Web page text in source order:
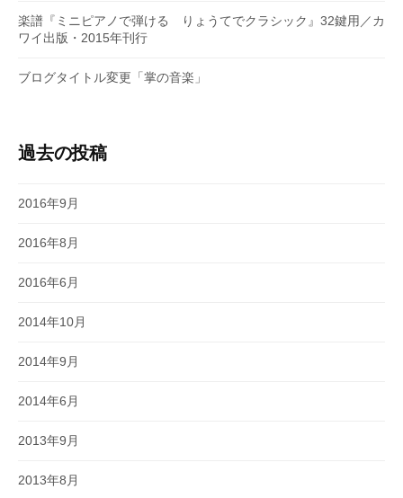
楽譜『ミニピアノで弾ける りょうてでクラシック』32鍵用／カ
ワイ出版・2015年刊行
ブログタイトル変更「掌の音楽」
過去の投稿
2016年9月
2016年8月
2016年6月
2014年10月
2014年9月
2014年6月
2013年9月
2013年8月